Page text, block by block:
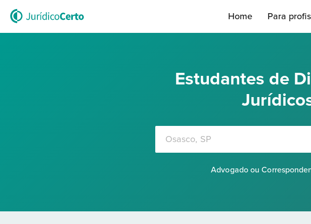
Home Para
Estudantes de
Advogado ou